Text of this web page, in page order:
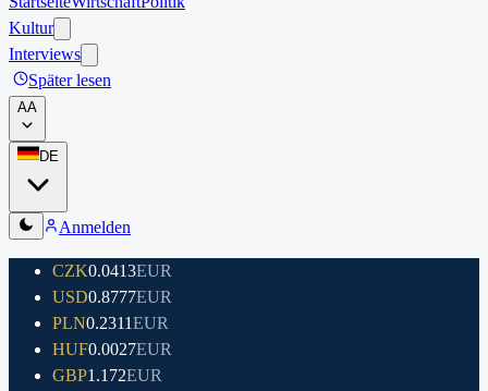
Kultur
Interviews
Später lesen
AA
DE
Anmelden
CZK0.0413EUR
USD0.8777EUR
PLN0.2311EUR
HUF0.0027EUR
GBP1.172EUR